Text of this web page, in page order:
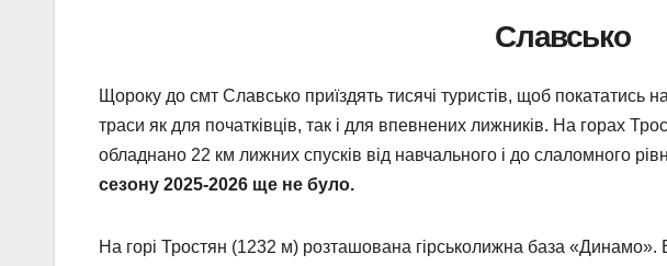
Славсько
Щороку до смт Славсько приїздять тисячі туристів, щоб покататись
траси як для початківців, так і для впевнених лижників. На горах
обладнано 22 км лижних спусків від навчального і до слаломного
сезону 2025-2026 ще не було.
На горі Тростян (1232 м) розташована гірськолижна база